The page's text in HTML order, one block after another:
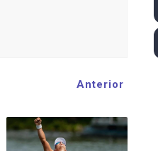
para Jorge y Ana
Anterior